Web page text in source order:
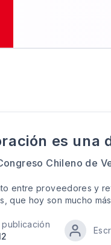
es una
Chileno de
entre proveedores y
que hoy son mucho